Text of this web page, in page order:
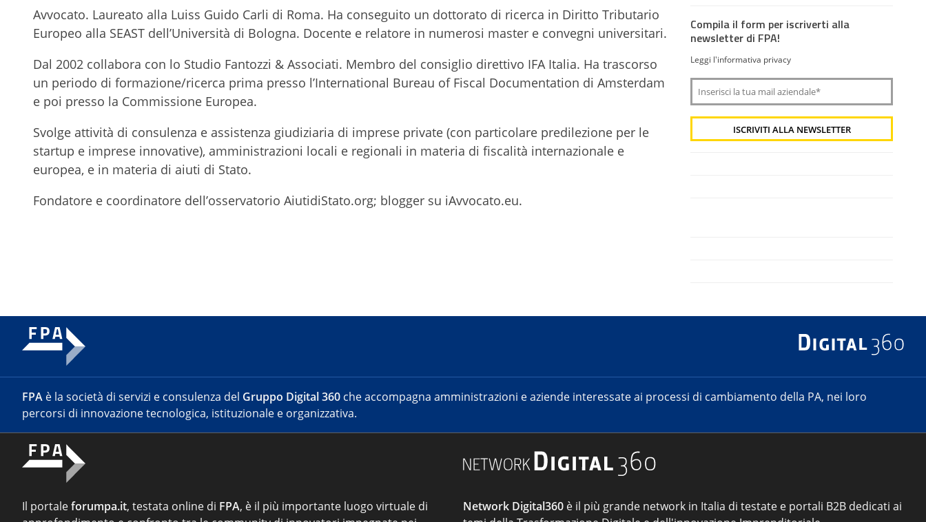
Avvocato. Laureato alla Luiss Guido Carli di Roma. Ha conseguito un dottorato di ricerca in Diritto Tributario
Europeo alla SEAST dell’Università di Bologna. Docente e relatore in numerosi master e convegni universitari.
Dal 2002 collabora con lo Studio Fantozzi & Associati. Membro del consiglio direttivo IFA Italia. Ha trascorso
un periodo di formazione/ricerca prima presso l’International Bureau of Fiscal Documentation di Amsterdam
e poi presso la Commissione Europea.
Svolge attività di consulenza e assistenza giudiziaria di imprese private (con particolare predilezione per le
startup e imprese innovative), amministrazioni locali e regionali in materia di fiscalità internazionale e
europea, e in materia di aiuti di Stato.
Fondatore e coordinatore dell’osservatorio AiutidiStato.org; blogger su iAvvocato.eu.
Compila il form per iscriverti alla
newsletter di FPA!
Leggi l'informativa privacy
FPA è la società di servizi e consulenza del Gruppo Digital 360 che accompagna amministrazioni e aziende interessate ai processi di cambiamento della PA, nei loro
percorsi di innovazione tecnologica, istituzionale e organizzativa.
Il portaleforumpa.it, testata online di FPA, è il più importante luogo virtuale di
Network Digital360 è il più grande network in Italia di testate e portali B2B dedicati ai